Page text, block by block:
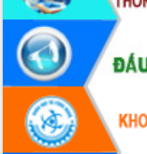
Xây dựng nền hành chính số đồng
hành cùng nông dân dân, doanh nghiệp
Giai đoạn 2026-2030, Đắk Lắk phấn
đấu có 77% xã đạt chuẩn nông thôn
mới
Chuyển đổi số 'mở đường' cho nông
nghiệp Đắk Lắk tăng trưởng bứt phá
Triển khai đồng bộ đo đạc, lập hồ sơ
địa chính, hoàn thiện cơ sở dữ liệu đất